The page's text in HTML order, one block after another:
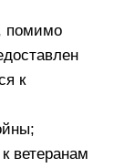
помимо
к
ветеранам